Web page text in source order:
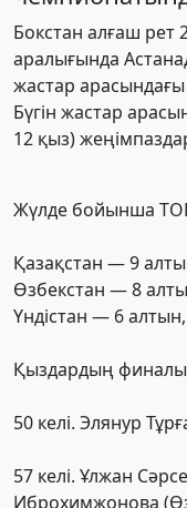
Бокстан алғаш рет
аралығында
жастар
Бүгін жастар
12 қыз)
Жүлде бойынша
Қазақстан — 9
Өзбекстан — 8
Үндістан — 6 алтын,
Қыздардың
50 келі. Элянур
57 келі. Ұлжан
Иброхимжонова